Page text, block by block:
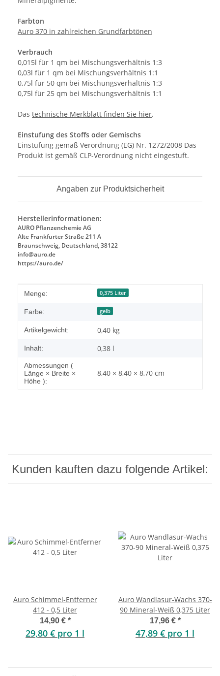
Farbton
Auro 370 in zahlreichen Grundfarbtönen
Verbrauch
0,015l für 1 qm bei Mischungsverhältnis 1:3
0,03l für 1 qm bei Mischungsverhältnis 1:1
0,75l für 50 qm bei Mischungsverhältnis 1:3
0,75l für 25 qm bei Mischungsverhältnis 1:1
Das technische Merkblatt finden Sie hier.
Einstufung des Stoffs oder Gemischs
Einstufung gemäß Verordnung (EG) Nr. 1272/2008 Das
Produkt ist gemäß CLP-Verordnung nicht eingestuft.
Angaben zur Produktsicherheit
Herstellerinformationen:
AURO Pflanzenchemie AG
Alte Frankfurter Straße 211 A
Braunschweig, Deutschland, 38122
info@auro.de
https://auro.de/
Produkteigenschaft
Wert
Menge: 0,375 Liter
Farbe: gelb
Artikelgewicht: 0,40 kg
Inhalt: 0,38 l
Abmessungen (
Länge × Breite ×
Höhe ):
8,40 × 8,40 × 8,70 cm
Kunden kauften dazu folgende Artikel:
Auro Schimmel-Entferner
412 - 0,5 Liter
14,90 € *
29,80 € pro 1 l
Auro Wandlasur-Wachs 370-
90 Mineral-Weiß 0,375 Liter
17,96 € *
47,89 € pro 1 l